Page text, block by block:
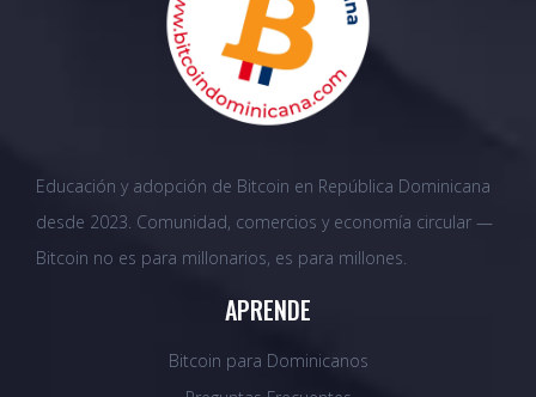
Educación y adopción de Bitcoin en República Dominicana
desde 2023. Comunidad, comercios y economía circular —
Bitcoin no es para millonarios, es para millones.
APRENDE
Bitcoin para Dominicanos